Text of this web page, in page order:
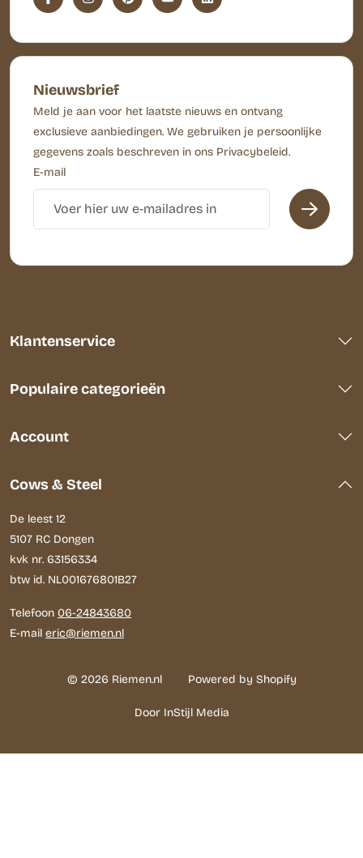
Nieuwsbrief
Meld je aan voor het laatste nieuws en ontvang
exclusieve aanbiedingen. We gebruiken je persoonlijke
gegevens zoals beschreven in ons Privacybeleid.
E-mail
Klantenservice
Populaire categorieën
Account
Cows & Steel
De leest 12
5107 RC Dongen
kvk nr. 63156334
btw id. NL001676801B27
Telefoon 06-24843680
E-mail eric@riemen.nl
© 2026 Riemen.nl Powered by Shopify
Door InStijl Media